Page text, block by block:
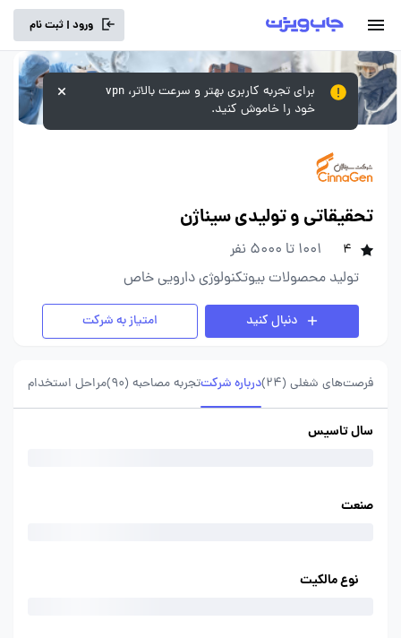
ورود | ثبت نام
تحقیقاتی و تولیدی سیناژن
4
1001 تا 5000 نفر
تولید محصولات بیوتکنولوژی دارویی خاص
دنبال کنید امتیاز به شرکت
فرصت‌های شغلی (24) درباره شرکتتجربه مصاحبه (90) مراحل استخدام
سال تاسیس
صنعت
نوع مالکیت
برای تجربه کاربری بهتر و سرعت بالاتر، vpn
خود را خاموش کنید.